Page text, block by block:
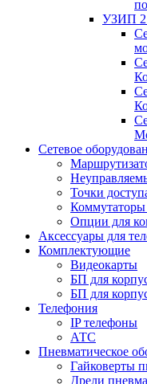
УЗИП 2
Сетевое
Точки
Опции для
Аксессуары для
Комплектующие
Видеокарты
БП для
БП для
Телефония
IP телефоны
АТС
Пневматическое
Гайковерты
Дрели